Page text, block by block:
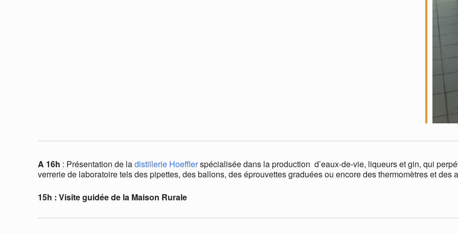
A 16h : Présentation de ladistillerie Hoefflerspécialisée dans la production d’eaux-de-vie, liqueurs et gin, qui
verrerie de laboratoire tels des pipettes, des ballons, des éprouvettes graduées ou encore des thermomètres et des
15h : Visite guidée de la Maison Rurale